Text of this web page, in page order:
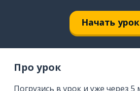
Начать урок
Про урок
Погрузись в урок и уже через 5